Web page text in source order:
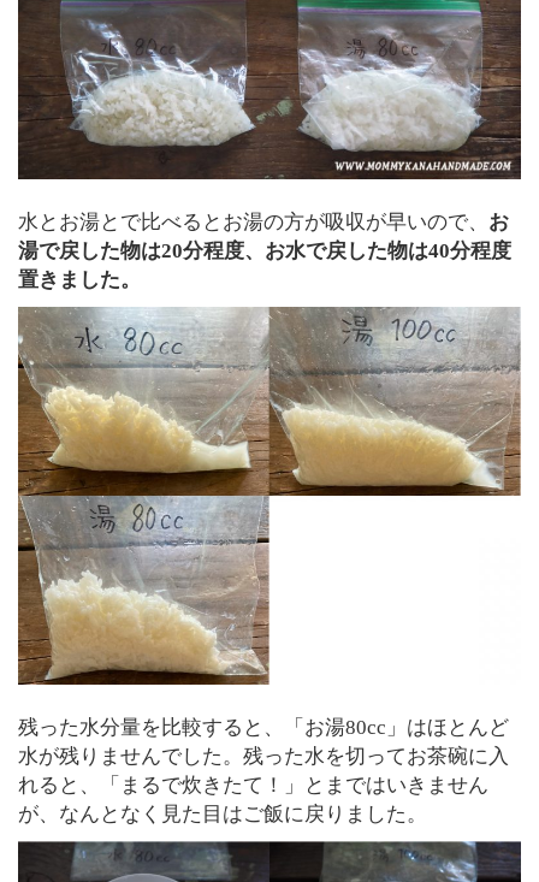
水とお湯とで比べるとお湯の方が吸収が早いので、 お
湯で戻した物は20分程度、お水で戻した物は40分程度
置きました。
残った水分量を比較すると、「お湯80cc」はほとんど
水が残りませんでした。残った水を切ってお茶碗に入
れると、「まるで炊きたて！」とまではいきません
が、なんとなく見た目はご飯に戻りました。